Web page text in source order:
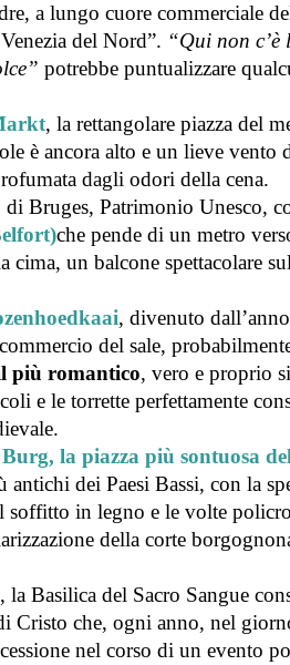
a lungo cuore commerciale
del Nord”. “Qui non c’è
potrebbe puntualizzare
, la rettangolare piazza del
è ancora alto e un lieve vento
dagli odori della cena.
Bruges, Patrimonio Unesco,
che pende di un metro
cima, un balcone spettacolare
, divenuto
del sale,
più romantico, vero e proprio
e le torrette perfettamente
Burg, la piazza più sontuosa
antichi dei Paesi Bassi, con la
soffitto in legno e le volte
della corte
Basilica del Sacro Sangue
Cristo che, ogni anno, nel
nel corso di un evento